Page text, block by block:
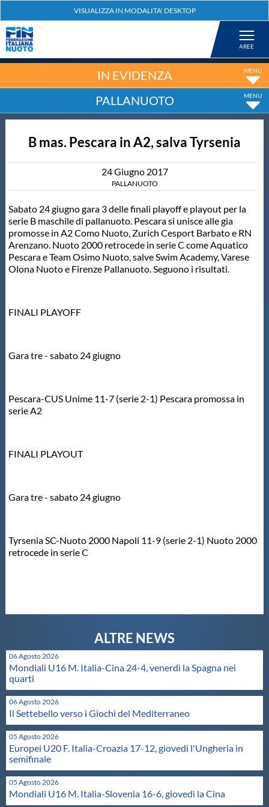
Nuoto
Tuffi
Fondo
Salvamento
Scuole Nuoto
Protezione Civile
Privacy
Cookie Policy
Archivio News
Flash News
IN EVIDENZA
PALLANUOTO
B mas. Pescara in A2, salva Tyrsenia
24Giugno 2017
PALLANUOTO
Sabato 24 giugno gara 3 delle finali playoff e playout per la
serie B maschile di pallanuoto. Pescara si unisce alle gia
promosse in A2 Como Nuoto, Zurich Cesport Barbato e RN
Arenzano. Nuoto 2000 retrocede in serie C come Aquatico
Pescara e Team Osimo Nuoto, salve Swim Academy, Varese
Olona Nuoto e Firenze Pallanuoto. Seguono i risultati.
FINALI PLAYOFF
Gara tre - sabato 24 giugno
Pescara-CUS Unime 11-7 (serie 2-1) Pescara promossa in
serie A2
FINALI PLAYOUT
Gara tre - sabato 24 giugno
Tyrsenia SC-Nuoto 2000 Napoli 11-9 (serie 2-1) Nuoto 2000
retrocede in serie C
06 Agosto 2026
Mondiali U16 M. Italia-Cina 24-4, venerdì la Spagna nei
quarti
06 Agosto 2026
Il Settebello verso i Giochi del Mediterraneo
05 Agosto 2026
Europei U20 F. Italia-Croazia 17-12, giovedì l'Ungheria in
semifinale
05 Agosto 2026
Mondiali U16 M. Italia-Slovenia 16-6, giovedì la Cina